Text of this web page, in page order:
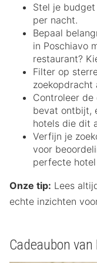
Stel je
per nacht.
Bepaal
in Poschiavo
restaurant?
Filter op
zoekopdracht
Controleer de
bevat ontbijt,
hotels die dit
Verfijn je
voor
perfecte
Onze tip: Lees
echte inzichten
Cadeaubon